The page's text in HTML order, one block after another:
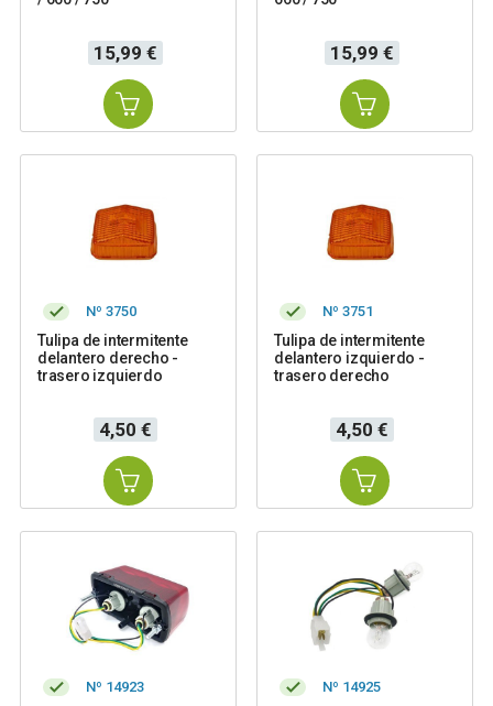
Precio
15,99 € Precio
15,99 €
Nº 3750
Tulipa de intermitente
delantero derecho -
trasero izquierdo
Precio
4,50 €
Nº 3751
Tulipa de intermitente
delantero izquierdo -
trasero derecho
Precio
4,50 €
Nº 14923 Nº 14925